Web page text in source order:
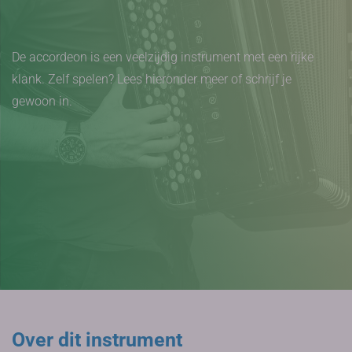
De accordeon is een veelzijdig instrument met een rijke
klank. Zelf spelen? Lees hieronder meer of schrijf je
gewoon in.
Over dit instrument